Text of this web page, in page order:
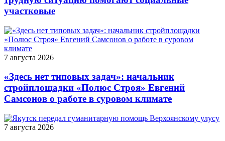
участковые
7 августа 2026
«Здесь нет типовых задач»: начальник
стройплощадки «Полюс Строя» Евгений
Самсонов о работе в суровом климате
7 августа 2026